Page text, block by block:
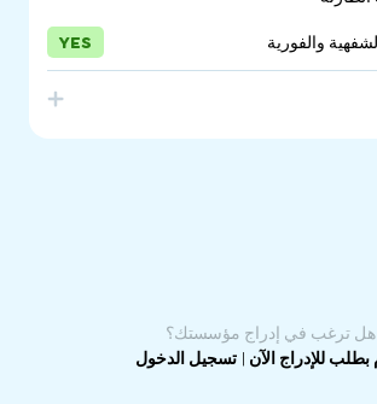
والفورية YES
هل ترغب في إدراج مؤسستك؟
بطلب للإدراج الآن | تسجيل الدخول